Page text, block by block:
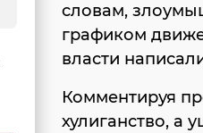
словам,
графиком
власти
Комментируя
хулиганство, а